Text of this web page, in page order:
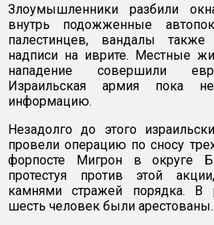
Злоумышленники разбили
внутрь подожженные
палестинцев, вандалы
надписи на иврите. Местные
нападение совершили
Израильская армия пока
информацию.
Незадолго до этого
провели операцию по сносу
форпосте Мигрон в округе
протестуя против этой
камнями стражей порядка. В
шесть человек были арестованы.